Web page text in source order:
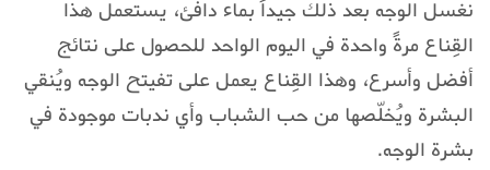
نغسل الوجه بعد ذلك جيداً بماء دافئ، يستعمل هذا
القِناع مرةً واحدة في اليوم الواحد للحصول على نتائج
أفضل وأسرع، وهذا القِناع يعمل على تفيتح الوجه ويُنقي
البشرة ويُخلّصها من حب الشباب وأي ندبات موجودة في
بشرة الوجه.